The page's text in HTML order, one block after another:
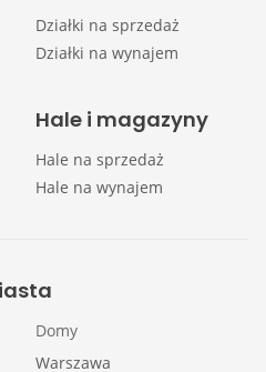
Działki na sprzedaż
Działki na wynajem
Hale i magazyny
Hale na sprzedaż
Hale na wynajem
Domy
Warszawa